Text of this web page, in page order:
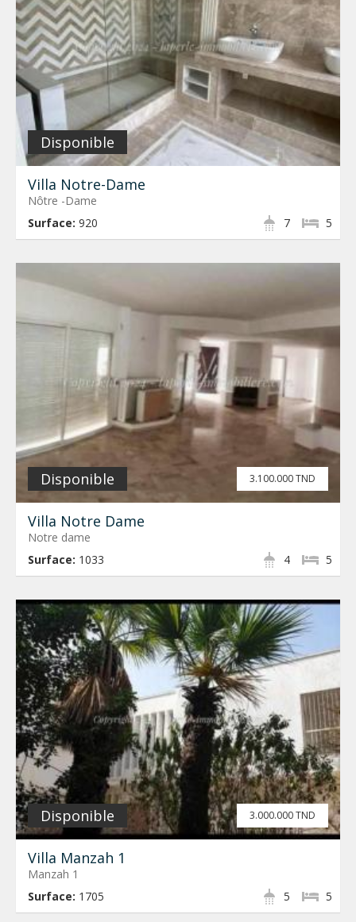
Disponible
Villa Notre-Dame
Nôtre -Dame
Surface: 920 5
7
3.100.000 TND
Disponible
Villa Notre Dame
Notre dame
Surface: 1033 5
4
3.000.000 TND
Disponible
Villa Manzah 1
Manzah 1
Surface: 1705 5
5